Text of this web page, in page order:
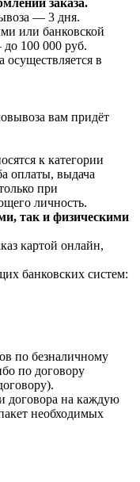
— 3 дня.
или банковской
100 000 руб.
осуществляется в
вам придёт
к категории
оплаты, выдача
при
личность.
так и физическими
картой онлайн,
банковских систем:
по безналичному
по договору
договора на каждую
необходимых